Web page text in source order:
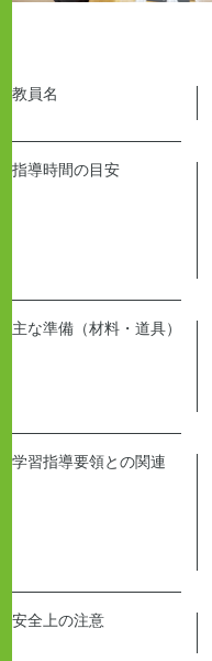
教員名
指導時間の目安
主な準備（材料・道具）
学習指導要領との関連
安全上の注意